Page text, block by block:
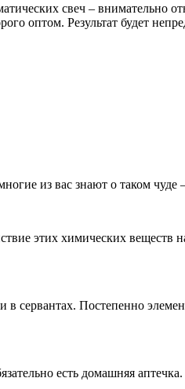
свеч – внимательно
оптом. Результат будет
из вас знают о таком
этих химических веществ
Постепенно
есть домашняя